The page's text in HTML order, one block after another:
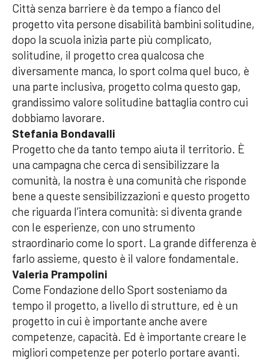
Città senza barriere è da tempo a fianco del
progetto vita persone disabilità bambini solitudine,
dopo la scuola inizia parte più complicato,
solitudine, il progetto crea qualcosa che
diversamente manca, lo sport colma quel buco, è
una parte inclusiva, progetto colma questo gap,
grandissimo valore solitudine battaglia contro cui
dobbiamo lavorare.
Stefania Bondavalli
Progetto che da tanto tempo aiuta il territorio. È
una campagna che cerca di sensibilizzare la
comunità, la nostra è una comunità che risponde
bene a queste sensibilizzazioni e questo progetto
che riguarda l’intera comunità: si diventa grande
con le esperienze, con uno strumento
straordinario come lo sport. La grande differenza è
farlo assieme, questo è il valore fondamentale.
Valeria Prampolini
Come Fondazione dello Sport sosteniamo da
tempo il progetto, a livello di strutture, ed è un
progetto in cui è importante anche avere
competenze, capacità. Ed è importante creare le
migliori competenze per poterlo portare avanti.